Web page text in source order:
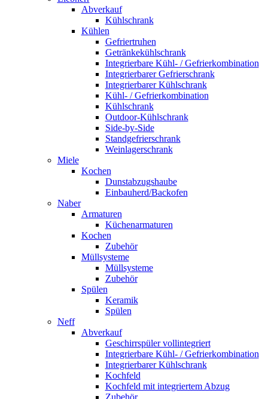
Abverkauf
Kühlschrank
Kühlen
Gefriertruhen
Getränkekühlschrank
Integrierbare Kühl- / Gefrierkombination
Integrierbarer Gefrierschrank
Integrierbarer Kühlschrank
Kühl- / Gefrierkombination
Kühlschrank
Outdoor-Kühlschrank
Side-by-Side
Standgefrierschrank
Weinlagerschrank
Miele
Kochen
Dunstabzugshaube
Einbauherd/Backofen
Naber
Armaturen
Küchenarmaturen
Kochen
Zubehör
Müllsysteme
Müllsysteme
Zubehör
Spülen
Keramik
Spülen
Neff
Abverkauf
Geschirrspüler vollintegriert
Integrierbare Kühl- / Gefrierkombination
Integrierbarer Kühlschrank
Kochfeld
Kochfeld mit integriertem Abzug
Zubehör